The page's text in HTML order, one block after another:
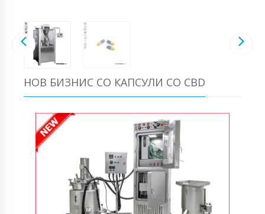
НОВ БИЗНИС СО КАПСУЛИ СО CBD